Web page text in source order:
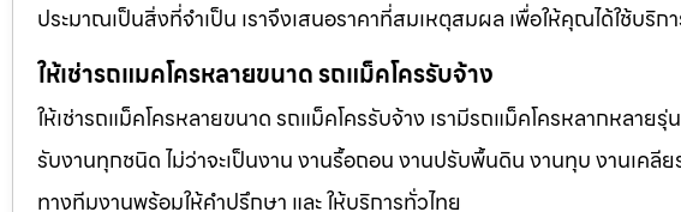
ประมาณเป็นสิ่งที่จำเป็น เราจึงเสนอราคาที่สมเหตุสมผล เพื่อให้คุณได้ใช้บริ
ให้เช่ารถแมคโครหลายขนาด รถแม็คโครรับจ้าง
ให้เช่ารถแม็คโครหลายขนาด รถแม็คโครรับจ้าง เรามีรถแม็คโครหลากหลา
รับงานทุกชนิด ไม่ว่าจะเป็นงาน งานรื้อถอน งานปรับพื้นดิน งานทุบ งานเคลี
ทางทีมงานพร้อมให้คำปรึกษา และ ให้บริการทั่วไทย